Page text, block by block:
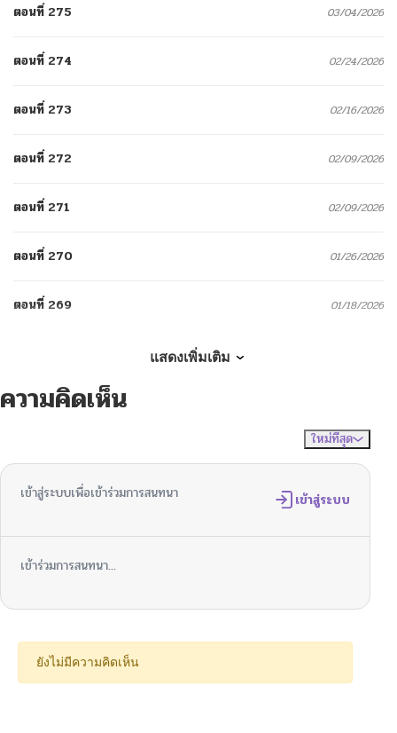
ตอนที่ 275 03/04/2026
ตอนที่ 274 02/24/2026
ตอนที่ 273 02/16/2026
ตอนที่ 272 02/09/2026
ตอนที่ 271 02/09/2026
ตอนที่ 270 01/26/2026
ตอนที่ 269 01/18/2026
ตอนที่ 267
12/14/2025
ตอนที่ 265 12/07/2025
11/23/2025
ตอนที่ 262 11/11/2025
แสดงเพิ่มเติม
ความคิดเห็น
ใหม่ที่สุด
เข้าสู่ระบบเพื่อเข้าร่วมการสนทนา เข้าสู่ระบบ
เข้าร่วมการสนทนา...
ยังไม่มีความคิดเห็น